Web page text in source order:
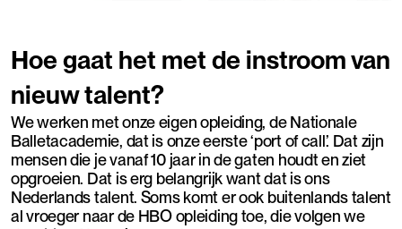
Hoe gaat het met de instroom van
nieuw talent?
We werken met onze eigen opleiding, de Nationale
Balletacademie, dat is onze eerste ‘port of call’. Dat zijn
mensen die je vanaf 10 jaar in de gaten houdt en ziet
opgroeien. Dat is erg belangrijk want dat is ons
Nederlands talent. Soms komt er ook buitenlands talent
al vroeger naar de HBO opleiding toe, die volgen we